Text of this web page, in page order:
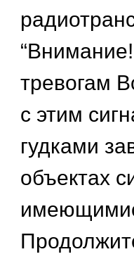
тревогам
с этим
гудками
объектах